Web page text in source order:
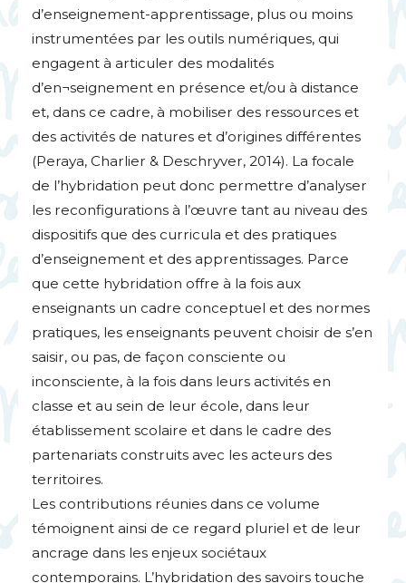
d’enseignement-apprentissage, plus ou moins
instrumentées par les outils numériques, qui
engagent à articuler des modalités
d’en¬seignement en présence et/ou à distance
et, dans ce cadre, à mobiliser des ressources et
des activités de natures et d’origines différentes
(Peraya, Charlier & Deschryver, 2014). La focale
de l’hybridation peut donc permettre d’analyser
les reconfigurations à l’œuvre tant au niveau des
dispositifs que des curricula et des pratiques
d’enseignement et des apprentissages. Parce
que cette hybridation offre à la fois aux
enseignants un cadre conceptuel et des normes
pratiques, les enseignants peuvent choisir de s’en
saisir, ou pas, de façon consciente ou
inconsciente, à la fois dans leurs activités en
classe et au sein de leur école, dans leur
établissement scolaire et dans le cadre des
partenariats construits avec les acteurs des
territoires.
Les contributions réunies dans ce volume
témoignent ainsi de ce regard pluriel et de leur
ancrage dans les enjeux sociétaux
contemporains. L’hybridation des savoirs touche